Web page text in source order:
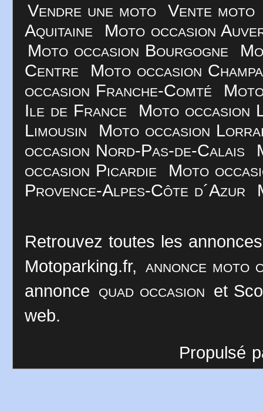
Vendre une moto
Vente moto
Aquitaine
Moto occasion
Moto occasion Bourgogne
Centre
Moto occasion
occasion Franche-Comté
Ile de France
Moto occasion
Limousin
Moto occasion
occasion Nord-Pas-de-Calais
occasion Picardie
Moto
Provence-Alpes-Côte d´Azur
Retrouvez toutes les
Motoparking.fr, annonce moto
annonce quad occasion et
web.
Propulsé